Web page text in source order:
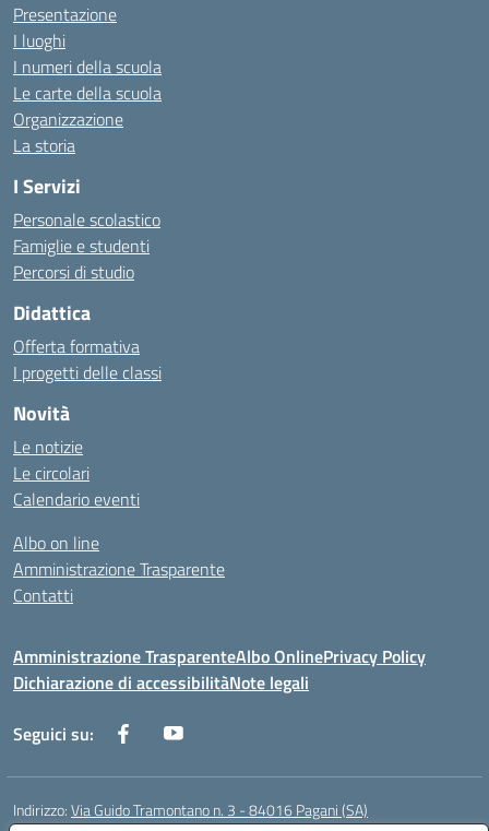
Presentazione
I luoghi
I numeri della scuola
Le carte della scuola
Organizzazione
La storia
I Servizi
Personale scolastico
Famiglie e studenti
Percorsi di studio
Didattica
Offerta formativa
I progetti delle classi
Novità
Le notizie
Le circolari
Calendario eventi
Albo on line
Amministrazione Trasparente
Contatti
Amministrazione TrasparenteAlbo OnlinePrivacy Policy
Dichiarazione di accessibilitàNote legali
Seguici su:
Indirizzo:Via Guido Tramontano n. 3 - 84016 Pagani (SA)